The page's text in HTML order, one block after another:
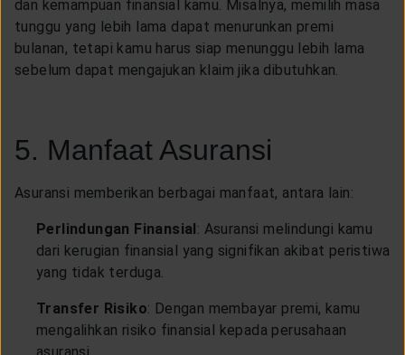
dan kemampuan finansial kamu. Misalnya, memilih masa
tunggu yang lebih lama dapat menurunkan premi
bulanan, tetapi kamu harus siap menunggu lebih lama
sebelum dapat mengajukan klaim jika dibutuhkan.
5. Manfaat Asuransi
Asuransi memberikan berbagai manfaat, antara lain:
Perlindungan Finansial: Asuransi melindungi kamu
dari kerugian finansial yang signifikan akibat peristiwa
yang tidak terduga.
Transfer Risiko: Dengan membayar premi, kamu
mengalihkan risiko finansial kepada perusahaan
asuransi.